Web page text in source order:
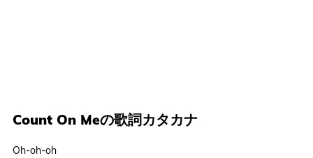
Count On Meの歌詞カタカナ
Oh-oh-oh